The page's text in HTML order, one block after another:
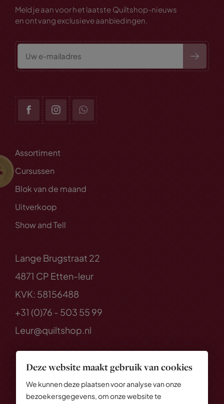
Deze website maakt gebruik van cookies
We kunnen deze plaatsen voor analyse van onze
bezoekersgegevens, om onze website te
Meld je aan voor het laatste Quiltshop-nieuws
en ontvang exclusieve aanbiedingen.
Assortiment
Cursussen
Blok van de maand
Uitverkoop
Show and Tell
Lange Brugstraat 22
4871 CP Etten-leur
KVK: 58156488
+31 (0)76 - 503 55 99
Leur@quiltshop.nl